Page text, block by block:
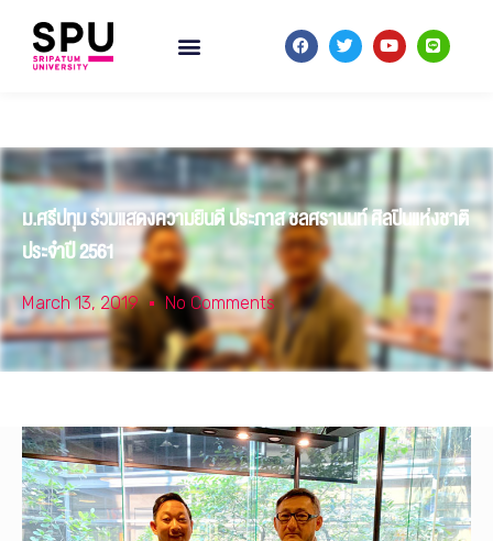
ม.ศรีปทุม ร่วมแสดงความยินดี ประภาส ชลศรานนท์ ศิลปินแห่งชาติ
ประจำปี 2561
March 13, 2019 No Comments